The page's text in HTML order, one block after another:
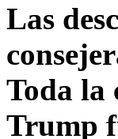
Las
Toda la
Trump